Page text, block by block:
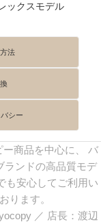
ックスモデル
法
シー
商品を中心に、 バ
ランドの高品質モデ
も安心してご利用い
ります。
／ 店長：渡辺